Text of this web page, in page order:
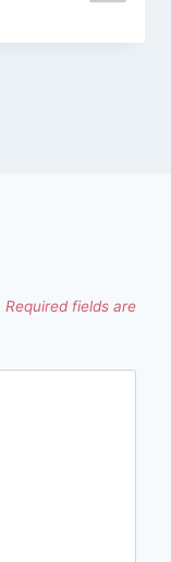
Required fields are